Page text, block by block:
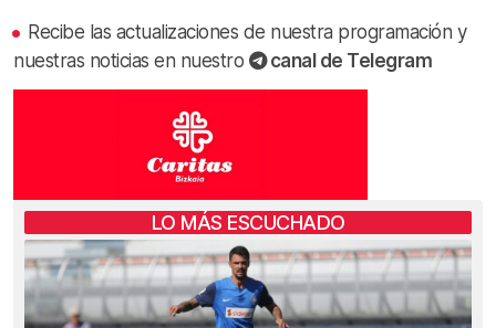
Recibe las actualizaciones de nuestra programación y
nuestras noticias en nuestro
canal de Telegram
LO MÁS ESCUCHADO